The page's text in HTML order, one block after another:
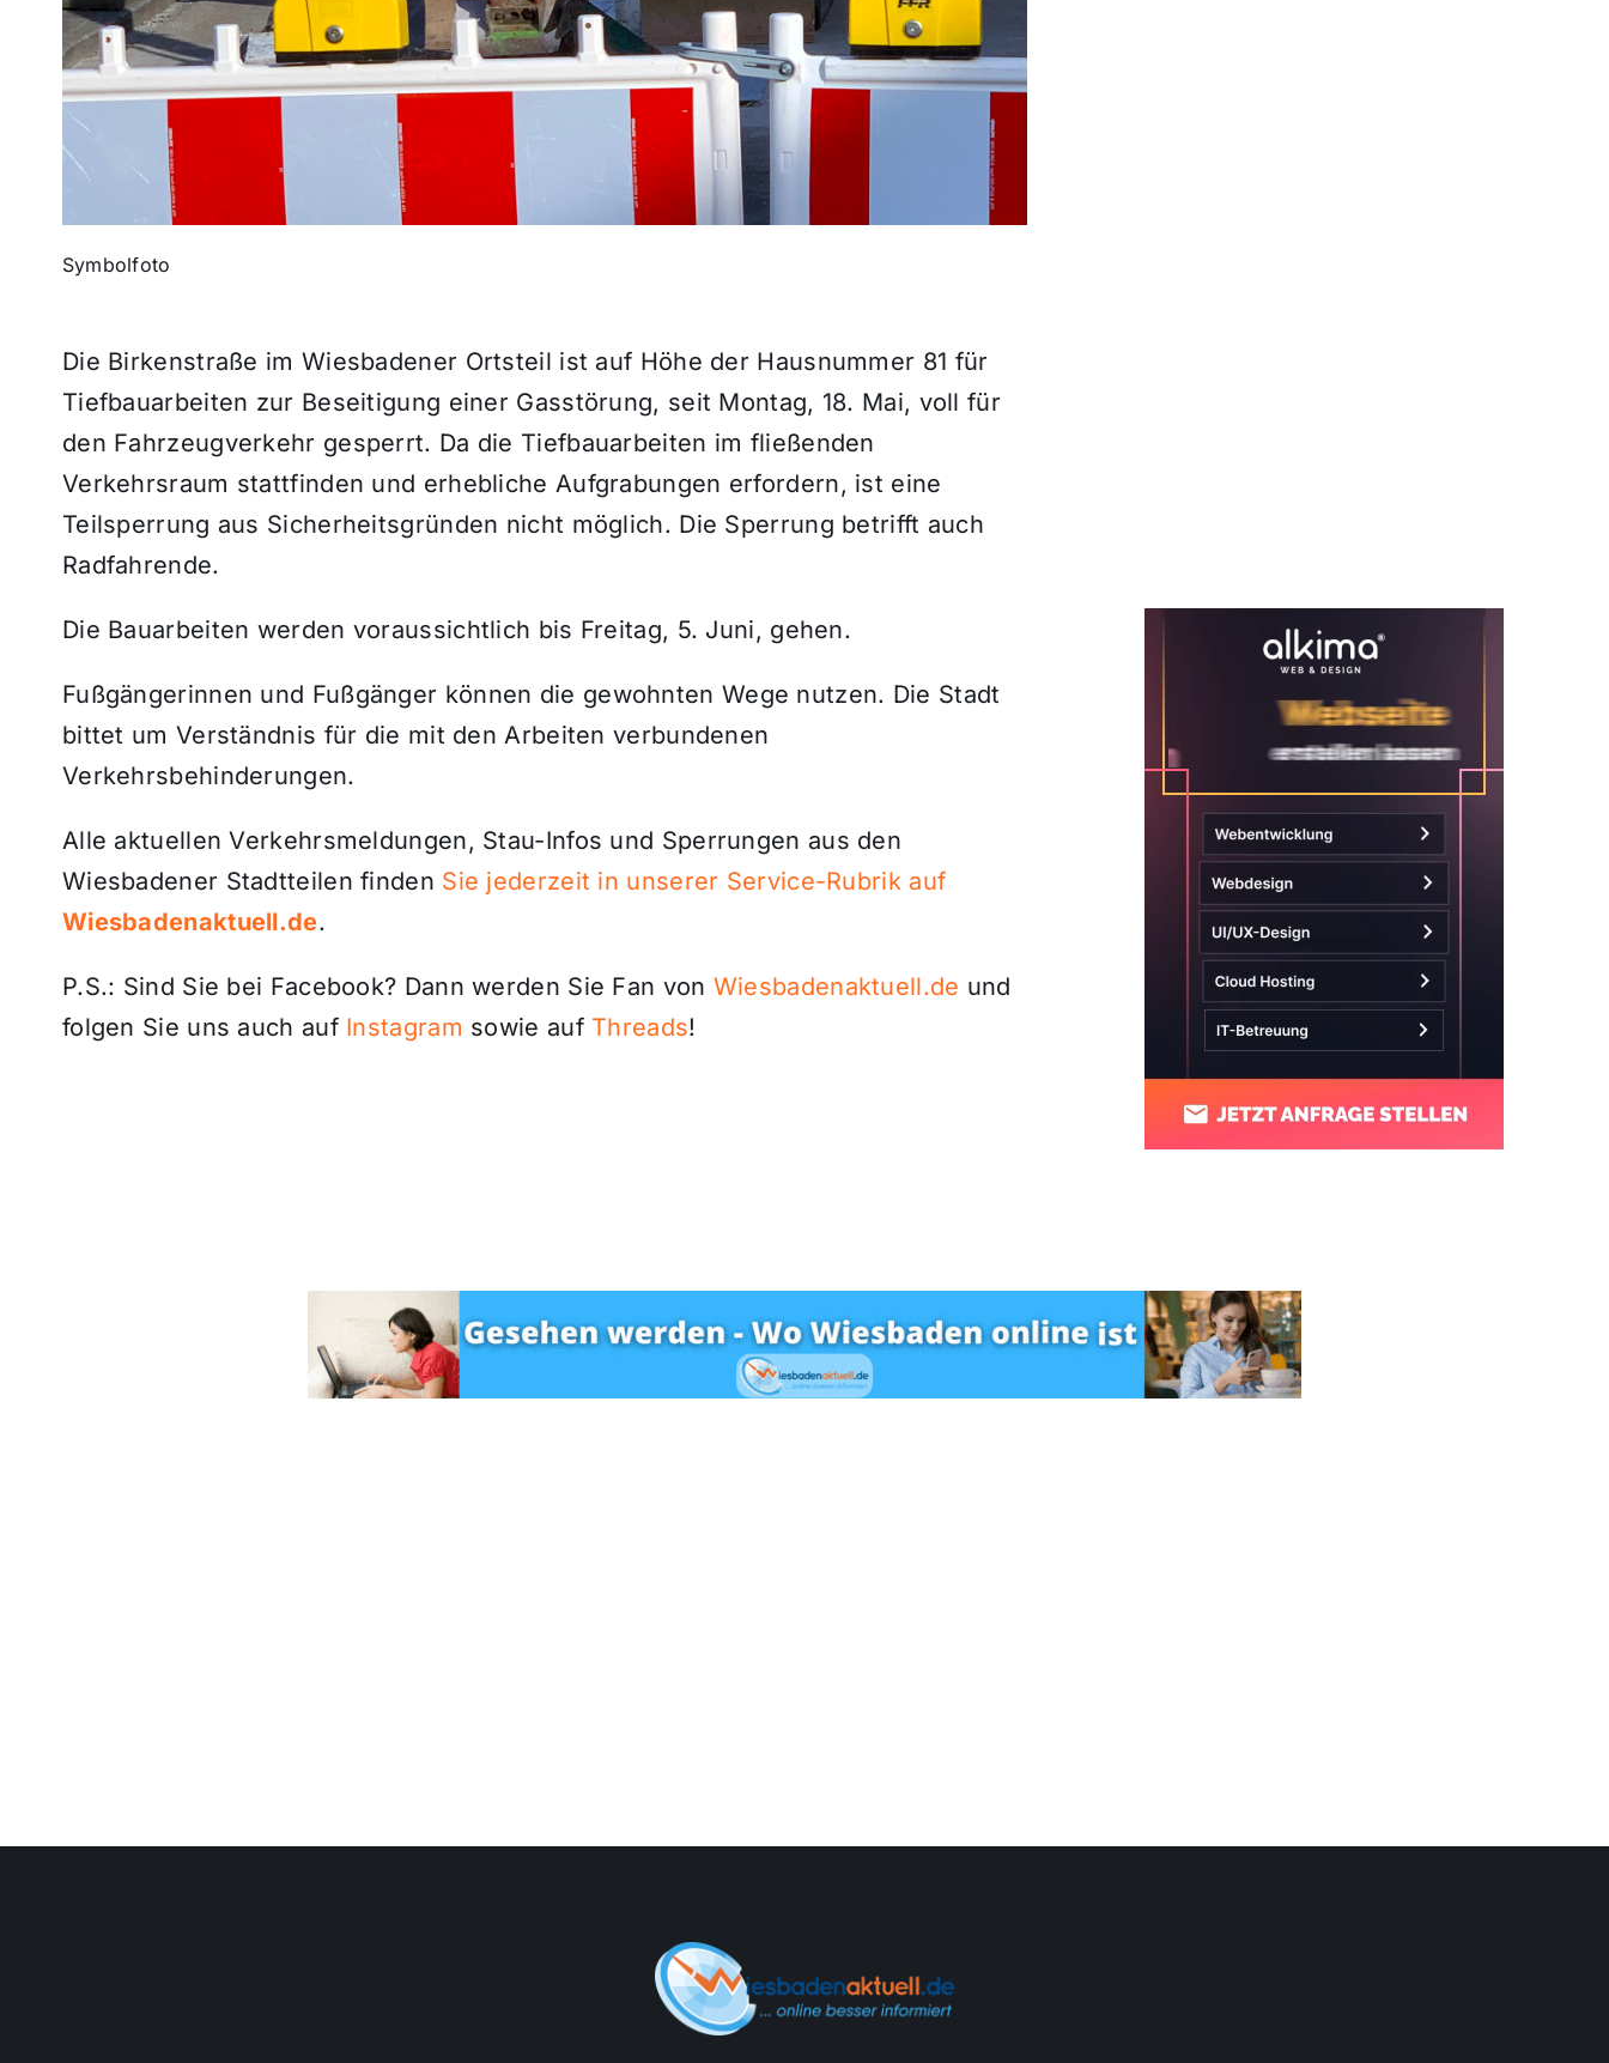
Symbolfoto
Die Birkenstraße im Wiesbadener Ortsteil ist auf Höhe der Hausnummer 81 für
Tiefbauarbeiten zur Beseitigung einer Gasstörung, seit Montag, 18. Mai, voll für
den Fahrzeugverkehr gesperrt. Da die Tiefbauarbeiten im fließenden
Verkehrsraum stattfinden und erhebliche Aufgrabungen erfordern, ist eine
Teilsperrung aus Sicherheitsgründen nicht möglich. Die Sperrung betrifft auch
Radfahrende.
Die Bauarbeiten werden voraussichtlich bis Freitag, 5. Juni, gehen.
Fußgängerinnen und Fußgänger können die gewohnten Wege nutzen. Die Stadt
bittet um Verständnis für die mit den Arbeiten verbundenen
Verkehrsbehinderungen.
Alle aktuellen Verkehrsmeldungen, Stau-Infos und Sperrungen aus den
Wiesbadener Stadtteilen finden Sie jederzeit in unserer Service-Rubrik auf
Wiesbadenaktuell.de.
P.S.: Sind Sie bei Facebook? Dann werden Sie Fan von Wiesbadenaktuell.de und
folgen Sie uns auch auf Instagram sowie auf Threads!